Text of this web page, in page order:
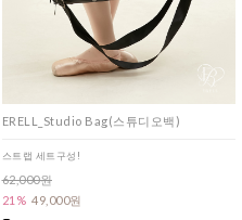
ERELL_Studio Bag(스튜디오백)
스트랩 세트구성!
62,000원
21% 49,000원